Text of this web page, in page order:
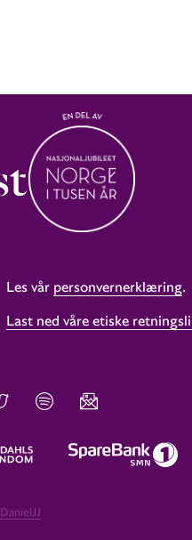
Les vår personvernerklæring.
Last ned våre etiske
DanielJJ